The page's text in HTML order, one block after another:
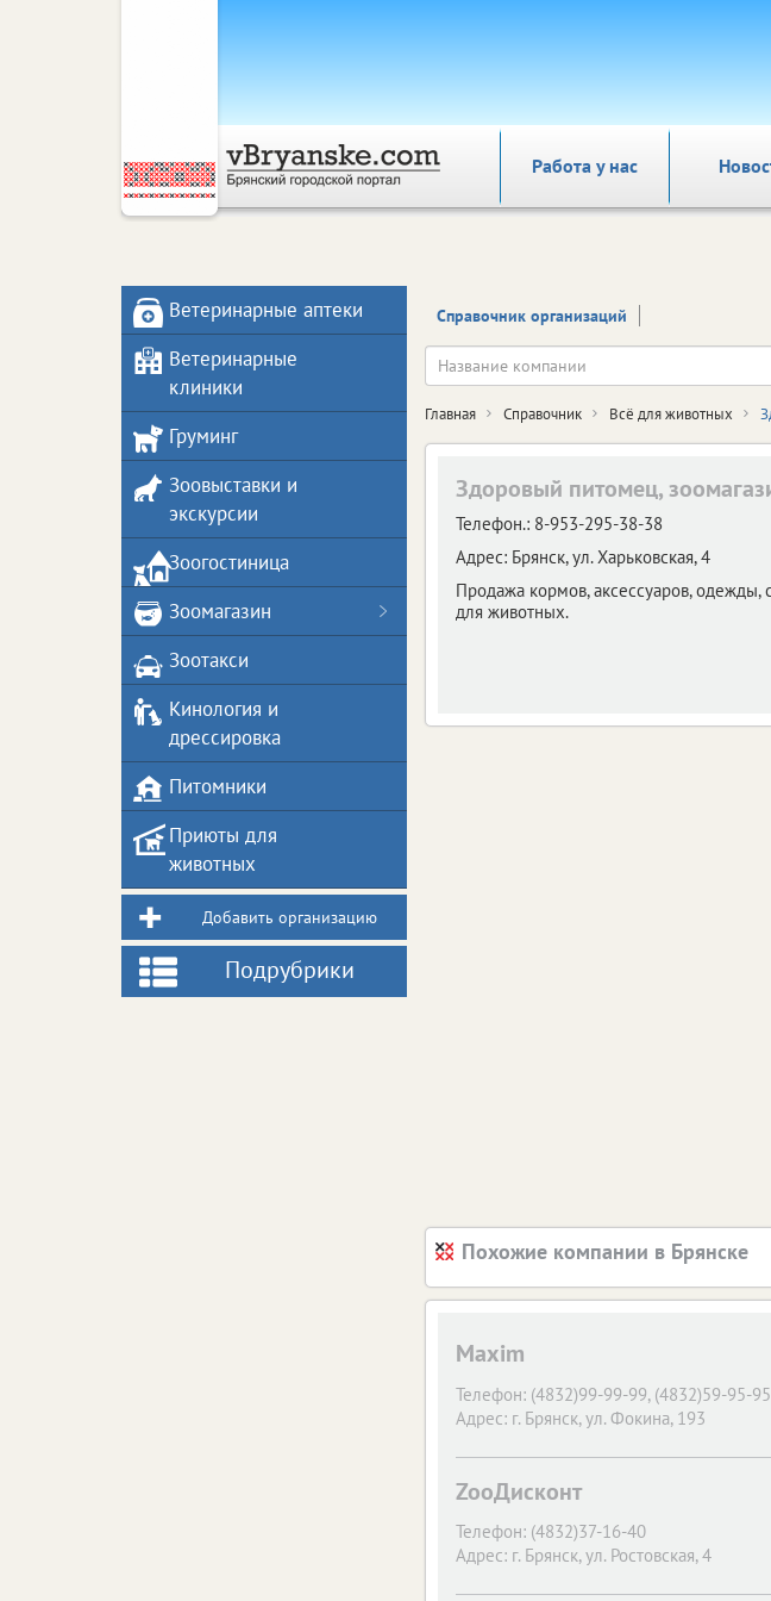
Работа у нас
Справочник организаций
Главная Справочник Всё для животных
Здоровый питомец,
Телефон.: 8-953-295-38-38
Адрес: Брянск,ул. Харьковская, 4
Продажа кормов, аксессуаров, одежды,
для животных.
Похожие компании в Брянске
Maxim
Телефон: (4832)99-99-99, (4832)59-95-95
Адрес: г. Брянск, ул. Фокина, 193
ZooДисконт
Телефон: (4832)37-16-40
Адрес: г. Брянск, ул. Ростовская, 4
Ветеринарные аптеки
Ветеринарные
клиники
Груминг
Зоовыставки и
экскурсии
Зоогостиница
Зоомагазин
Зоотакси
Кинология и
дрессировка
Питомники
Приюты для
животных
Добавить организацию
Подрубрики